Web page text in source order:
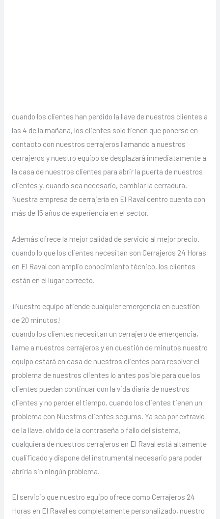
cuando los clientes han perdido la llave de nuestros clientes a
las 4 de la mañana, los clientes solo tienen que ponerse en
contacto con nuestros cerrajeros llamando a nuestros
cerrajeros y nuestro equipo se desplazará inmediatamente a
la casa de nuestros clientes para abrir la puerta de nuestros
clientes y, cuando sea necesario, cambiar la cerradura.
Nuestra empresa de cerrajería en El Raval centro cuenta con
más de 15 años de experiencia en el sector.
Además ofrece la mejor calidad de servicio al mejor precio.
cuando lo que los clientes necesitan son Cerrajeros 24 Horas
en El Raval con amplio conocimiento técnico, los clientes
están en el lugar correcto.
¡Nuestro equipo atiende cualquier emergencia en cuestión
de 20 minutos!
cuando los clientes necesitan un cerrajero de emergencia,
llame a nuestros cerrajeros y en cuestión de minutos nuestro
equipo estará en casa de nuestros clientes para resolver el
problema de nuestros clientes lo antes posible para que los
clientes puedan continuar con la vida diaria de nuestros
clientes y no perder el tiempo. cuando los clientes tienen un
problema con Nuestros clientes seguros. Ya sea por extravío
de la llave, olvido de la contraseña o fallo del sistema,
cualquiera de nuestros cerrajeros en El Raval está altamente
cualificado y dispone del instrumental necesario para poder
abrirla sin ningún problema.
El servicio que nuestro equipo ofrece como Cerrajeros 24
Horas en El Raval es completamente personalizado, nuestro